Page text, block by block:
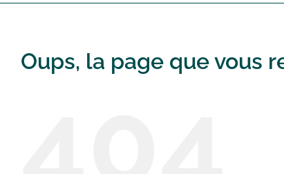
Oups, la page que vous